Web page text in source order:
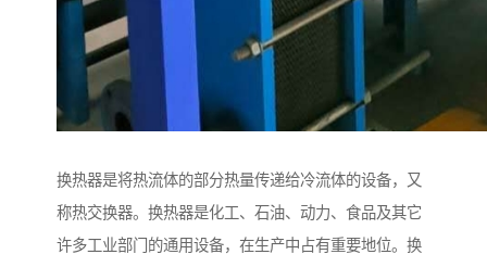
换热器是将热流体的部分热量传递给冷流体的设备，又
称热交换器。换热器是化工、石油、动力、食品及其它
许多工业部门的通用设备，在生产中占有重要地位。换